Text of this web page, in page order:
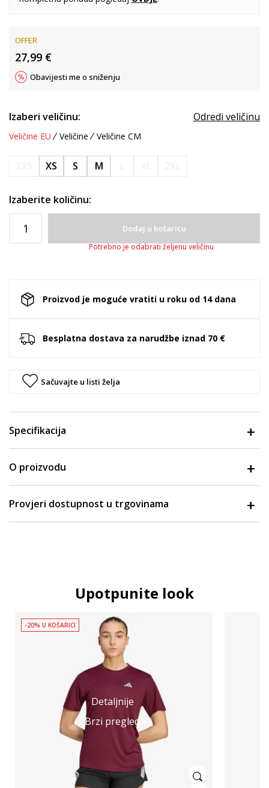
OFFER
27,99 €
Obavijesti me o sniženju
Izaberi veličinu: Odredi veličinu
Veličine EU Veličine Veličine CM
XS S M
Izaberite količinu:
Dodaj u košaricu
Potrebno je odabrati željenu veličinu
Proizvod je moguće vratiti u roku od 14 dana
Besplatna dostava za narudžbe iznad 70 €
Sačuvajte u listi želja
Specifikacija
O proizvodu
Provjeri dostupnost u trgovinama
Upotpunite look
Detaljnije
Brzi pregled
-20% U KOŠARICI